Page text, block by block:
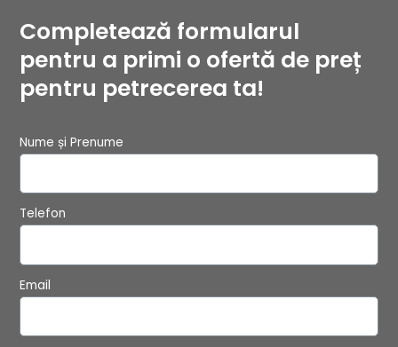
Completează formularul
pentru a primi o ofertă de preț
pentru petrecerea ta!
Nume și Prenume
Telefon
Email